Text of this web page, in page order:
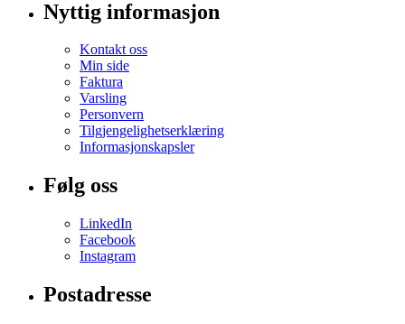
Nyttig informasjon
Kontakt oss
Min side
Faktura
Varsling
Personvern
Tilgjengelighetserklæring
Informasjonskapsler
Følg oss
LinkedIn
Facebook
Instagram
Postadresse